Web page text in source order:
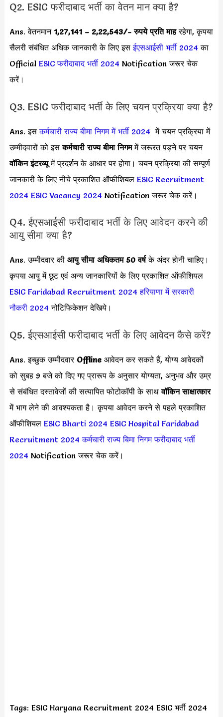
Q2. ESIC फरीदाबाद भर्ती का वेतन मान क्या है?
Ans. वेतनमान 1,27,141 – 2,22,543/- रुपये प्रति माहरहेगा, कृपया
सैलरी संबंधित अधिक जानकारी के लिए इसईएसआईसी भर्ती 2024 का
Official ESIC फरीदाबाद भर्ती 2024 Notification जरूर चेक
करें।
Q3. ESIC फरीदाबाद भर्ती के लिए चयन प्रक्रिया क्या है?
Ans. इसकर्मचारी राज्य बीमा निगम में भर्ती 2024 में चयन प्रक्रिया में
उम्मीदवारों को इसकर्मचारी राज्य बीमा निगममें जरूरत पड़ने पर चयन
वॉकिन इंटरव्यूमें प्रदर्शन के आधार पर होगा। चयन प्रक्रिया की सम्पूर्ण
जानकारी के लिए नीचे प्रकाशित ऑफीशियल ESIC Recruitment
2024 ESIC Vacancy 2024 Notification जरूर चेक करें।
Q4. ईएसआईसी फरीदाबाद भर्ती के लिए आवेदन करने की
आयु सीमा क्या है?
Ans. उम्मीदवार की आयु सीमा अधिकतम 50 वर्षके अंदर होनी चाहिए।
कृपया आयु में छूट एवं अन्य जानकारियों के लिए प्रकाशित ऑफीशियल
ESIC Faridabad Recruitment 2024 हरियाणा में सरकारी
नौकरी 2024 नोटिफिकेशन देखिये।
Q5. ईएसआईसी फरीदाबाद भर्ती के लिए आवेदन कैसे करें?
Ans. इच्छुक उम्मीदवार Offline आवेदन कर सकते हैं, योग्य आवेदकों
को सुबह 9 बजे को दिए गए प्रारूप के अनुसार योग्यता, अनुभव और उम्र
से संबंधित दस्तावेजों की सत्यापित फोटोकॉपी के साथवॉकिन साक्षात्कार
में भाग लेने की आवश्यकता है। कृपया आवेदन करने से पहले प्रकाशित
ऑफीशियल ESIC Bharti 2024 ESIC Hospital Faridabad
Recruitment 2024 कर्मचारी राज्य बिमा निगम फरीदाबाद भर्ती
2024 Notification जरूर चेक करें।
Tags: ESIC Haryana Recruitment 2024 ESIC भर्ती 2024